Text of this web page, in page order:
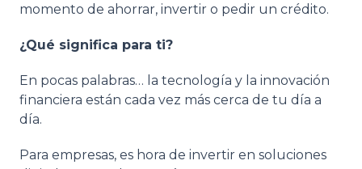
momento de ahorrar, invertir o pedir un crédito.
¿Qué significa para ti?
En pocas palabras… la tecnología y la innovación
financiera están cada vez más cerca de tu día a
día.
Para empresas, es hora de invertir en soluciones